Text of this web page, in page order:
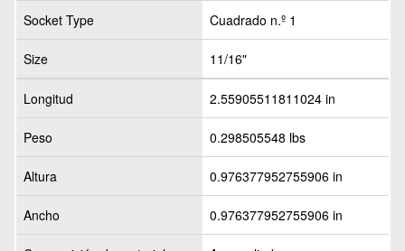
Socket Type Cuadrado n.º 1
Size 11/16"
Longitud 2.55905511811024 in
Peso 0.298505548 lbs
Altura 0.976377952755906 in
Ancho 0.976377952755906 in